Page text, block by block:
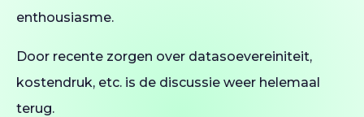
enthousiasme.
Door recente zorgen over datasoevereiniteit,
kostendruk, etc. is de discussie weer helemaal
terug.